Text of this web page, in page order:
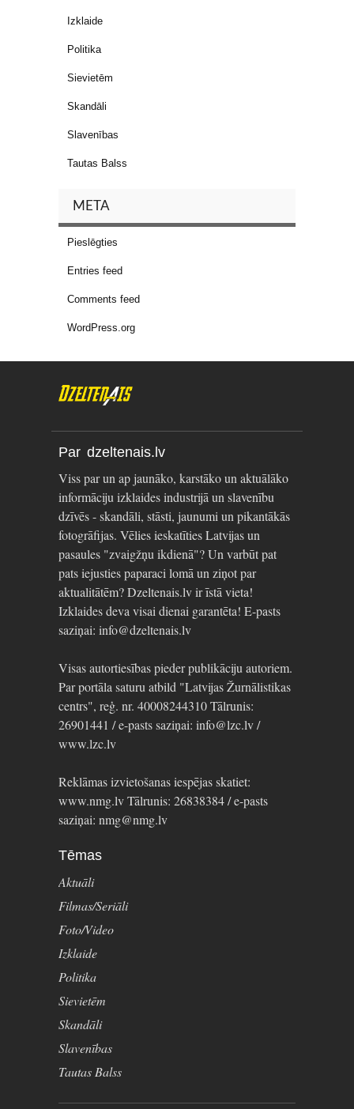
Izklaide
Politika
Sievietēm
Skandāli
Slavenības
Tautas Balss
META
Pieslēgties
Entries feed
Comments feed
WordPress.org
Par dzeltenais.lv
Viss par un ap jaunāko, karstāko un aktuālāko
informāciju izklaides industrijā un slavenību
dzīvēs - skandāli, stāsti, jaunumi un pikantākās
fotogrāfijas. Vēlies ieskatīties Latvijas un
pasaules "zvaigžņu ikdienā"? Un varbūt pat
pats iejusties paparaci lomā un ziņot par
aktualitātēm? Dzeltenais.lv ir īstā vieta!
Izklaides deva visai dienai garantēta! E-pasts
saziņai: info@dzeltenais.lv
Visas autortiesības pieder publikāciju autoriem.
Par portāla saturu atbild "Latvijas Žurnālistikas
centrs", reģ. nr. 40008244310 Tālrunis:
26901441 / e-pasts saziņai: info@lzc.lv /
www.lzc.lv
Reklāmas izvietošanas iespējas skatiet:
www.nmg.lv Tālrunis: 26838384 / e-pasts
saziņai: nmg@nmg.lv
Tēmas
Aktuāli
Filmas/Seriāli
Foto/Video
Izklaide
Politika
Sievietēm
Skandāli
Slavenības
Tautas Balss